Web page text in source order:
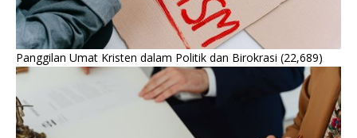
Panggilan Umat Kristen dalam Politik dan Birokrasi (22,689)